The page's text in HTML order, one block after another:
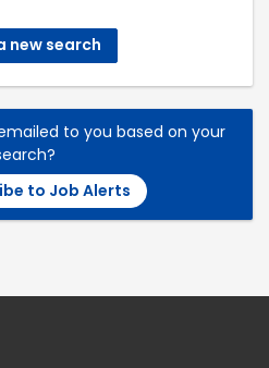
new search
to you based on your
to Job Alerts